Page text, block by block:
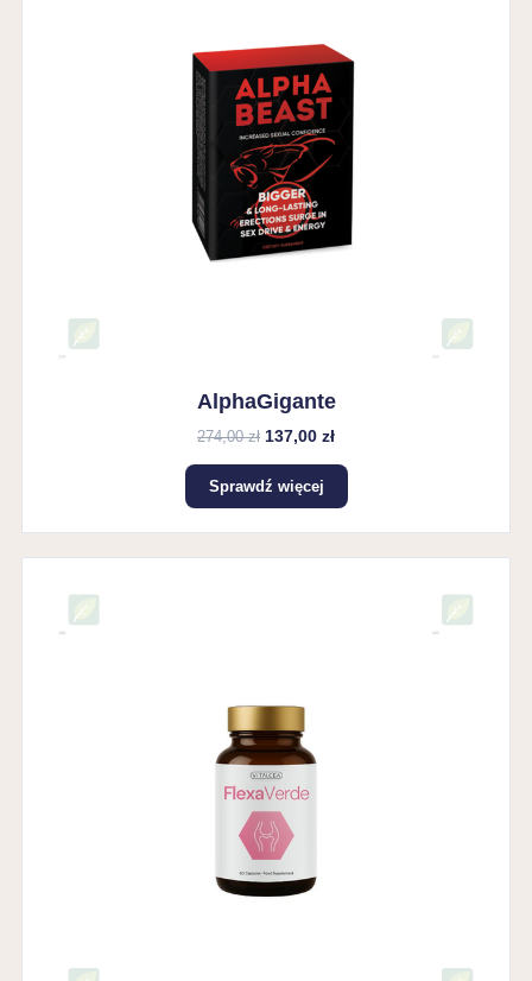
AlphaGigante
274,00 zł 137,00 zł
Sprawdź więcej